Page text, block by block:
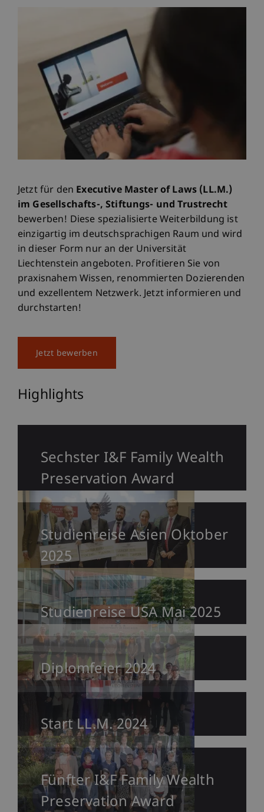
Jetzt für den Executive Master of Laws (LL.M.)
im Gesellschafts-, Stiftungs- und Trustrecht
bewerben! Diese spezialisierte Weiterbildung ist
einzigartig im deutschsprachigen Raum und wird
in dieser Form nur an der Universität
Liechtenstein angeboten. Profitieren Sie von
praxisnahem Wissen, renommierten Dozierenden
und exzellentem Netzwerk. Jetzt informieren und
durchstarten!
Jetzt bewerben
Highlights
Sechster I&F Family Wealth
Preservation Award
Studienreise Asien Oktober
2025
Studienreise USA Mai 2025
Diplomfeier 2024
Start LL.M. 2024
Fünfter I&F Family Wealth
Preservation Award